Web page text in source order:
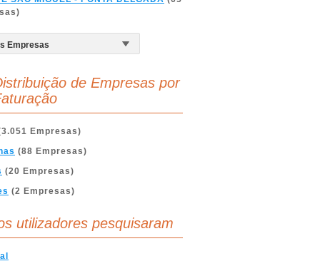
de Empresas por
Empresas)
(88 Empresas)
(20 Empresas)
(2 Empresas)
utilizadores pesquisaram